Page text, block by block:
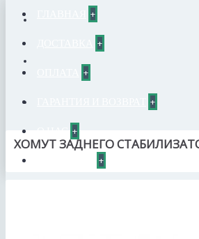
+
+
+
+
+
+
ХОМУТ ЗАДНЕГО